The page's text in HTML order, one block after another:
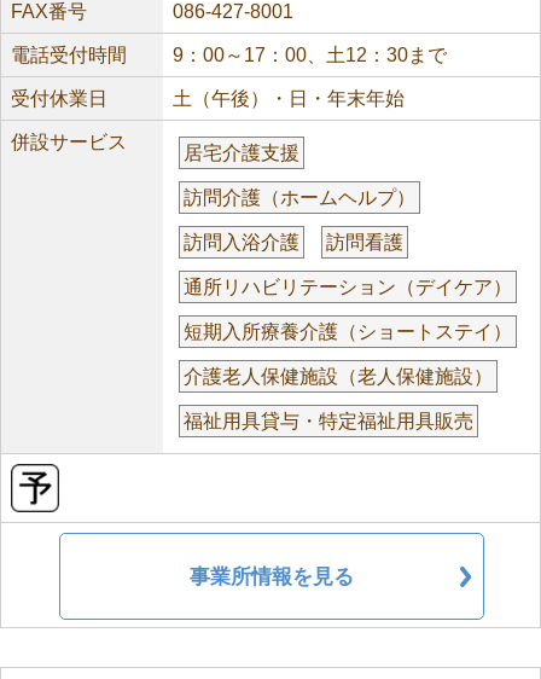
FAX番号 086-427-8001
電話受付時間 9：00～17：00、土12：30まで
受付休業日 土（午後）・日・年末年始
併設サービス
居宅介護支援
訪問介護（ホームヘルプ）
訪問入浴介護 訪問看護
通所リハビリテーション（デイケア）
短期入所療養介護（ショートステイ）
介護老人保健施設（老人保健施設）
福祉用具貸与・特定福祉用具販売
事業所情報を見る